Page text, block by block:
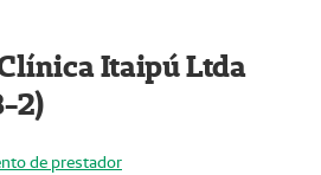
Itaipú Ltda
2)
de prestador